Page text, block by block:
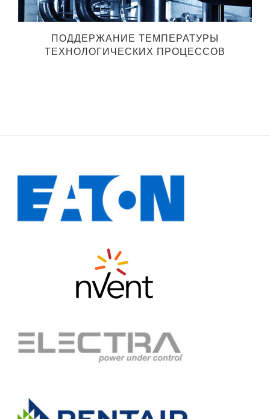
ПОДДЕРЖАНИЕ ТЕМПЕРАТУРЫ
ТЕХНОЛОГИЧЕСКИХ ПРОЦЕССОВ